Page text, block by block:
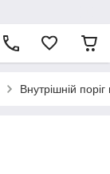
Внутрішній